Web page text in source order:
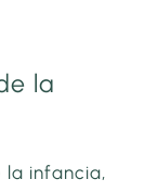
la
la infancia,